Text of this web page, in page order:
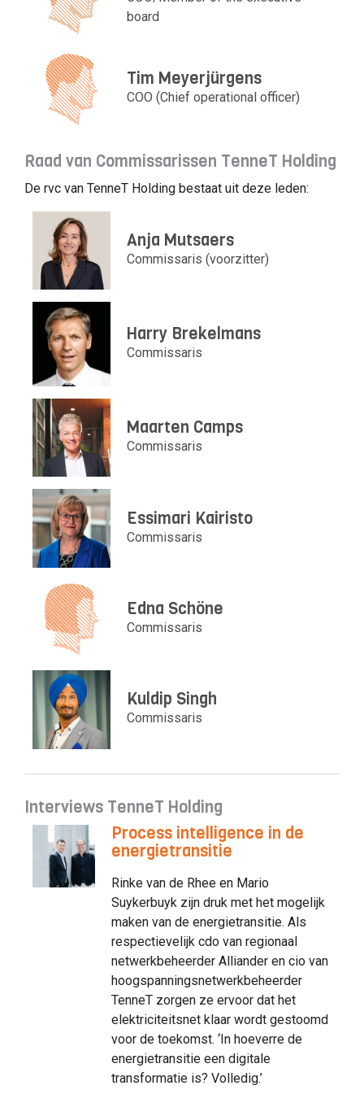
board
Tim Meyerjürgens
COO (Chief operational officer)
Raad van Commissarissen TenneT Holding
De rvc van TenneT Holding bestaat uit deze leden:
Anja Mutsaers
Commissaris (voorzitter)
Harry Brekelmans
Commissaris
Maarten Camps
Commissaris
Essimari Kairisto
Commissaris
Edna Schöne
Commissaris
Kuldip Singh
Commissaris
Interviews TenneT Holding
Process intelligence in de
energietransitie
Rinke van de Rhee en Mario
Suykerbuyk zijn druk met het mogelijk
maken van de energietransitie. Als
respectievelijk cdo van regionaal
netwerkbeheerder Alliander en cio van
hoogspanningsnetwerkbeheerder
TenneT zorgen ze ervoor dat het
elektriciteitsnet klaar wordt gestoomd
voor de toekomst. ‘In hoeverre de
energietransitie een digitale
transformatie is? Volledig.’